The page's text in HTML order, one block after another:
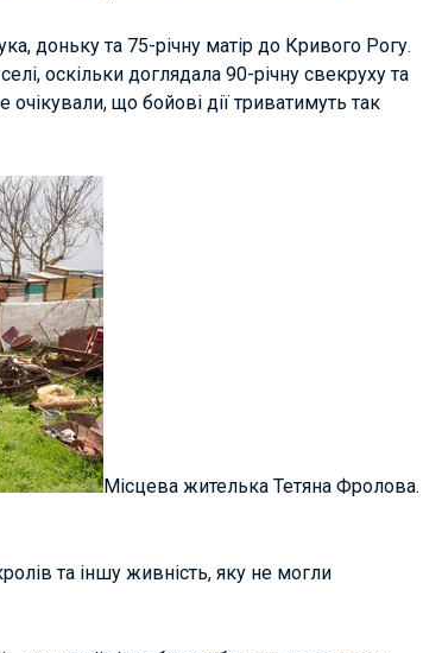
доньку та 75-річну матір до Кривого Рогу.
оскільки доглядала 90-річну свекруху та
що бойові дії триватимуть так
Місцева жителька Тетяна Фролова.
та іншу живність, яку не могли